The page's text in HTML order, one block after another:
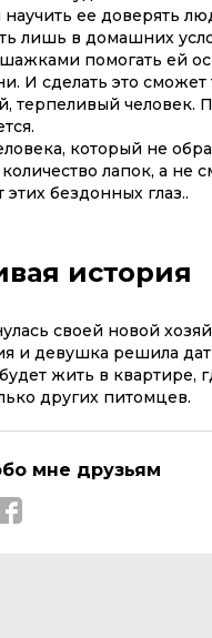
научить ее доверять
лишь в домашних
помогать ей
И сделать это сможет
терпеливый человек.
который не
лапок, а не
этих бездонных глаз..
история
своей новой
и девушка решила
жить в квартире,
других питомцев.
мне друзьям